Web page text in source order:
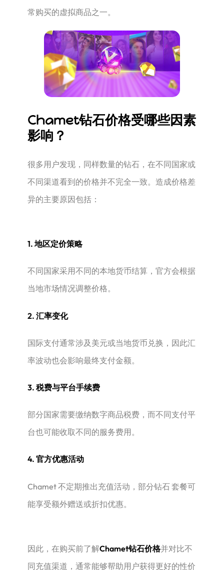
常购买的虚拟商品之一。
Chamet钻石价格受哪些因素
影响？
很多用户发现，同样数量的钻石，在不同国家或
不同渠道看到的价格并不完全一致。造成价格差
异的主要原因包括：
1. 地区定价策略
不同国家采用不同的本地货币结算，官方会根据
当地市场情况调整价格。
2. 汇率变化
国际支付通常涉及美元或当地货币兑换，因此汇
率波动也会影响最终支付金额。
3. 税费与平台手续费
部分国家需要缴纳数字商品税费，而不同支付平
台也可能收取不同的服务费用。
4. 官方优惠活动
Chamet 不定期推出充值活动，部分钻石 套餐可
能享受额外赠送或折扣优惠。
因此，在购买前了解Chamet钻石价格并对比不
同充值渠道，通常能够帮助用户获得更好的性价